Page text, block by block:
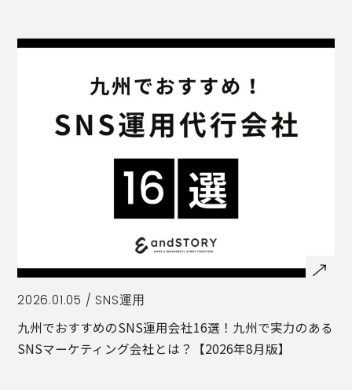
2026.01.05 / SNS運用
九州でおすすめのSNS運用会社16選！九州で実力のある
SNSマーケティング会社とは？【2026年8月版】